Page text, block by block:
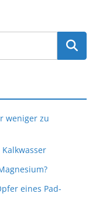
weniger zu
eines Pad-